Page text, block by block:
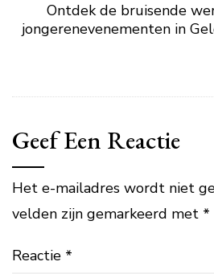
Ontdek de bruisende
jongerenevenementen in
Geef Een Reactie
Het e-mailadres wordt niet
velden zijn gemarkeerd met *
Reactie *